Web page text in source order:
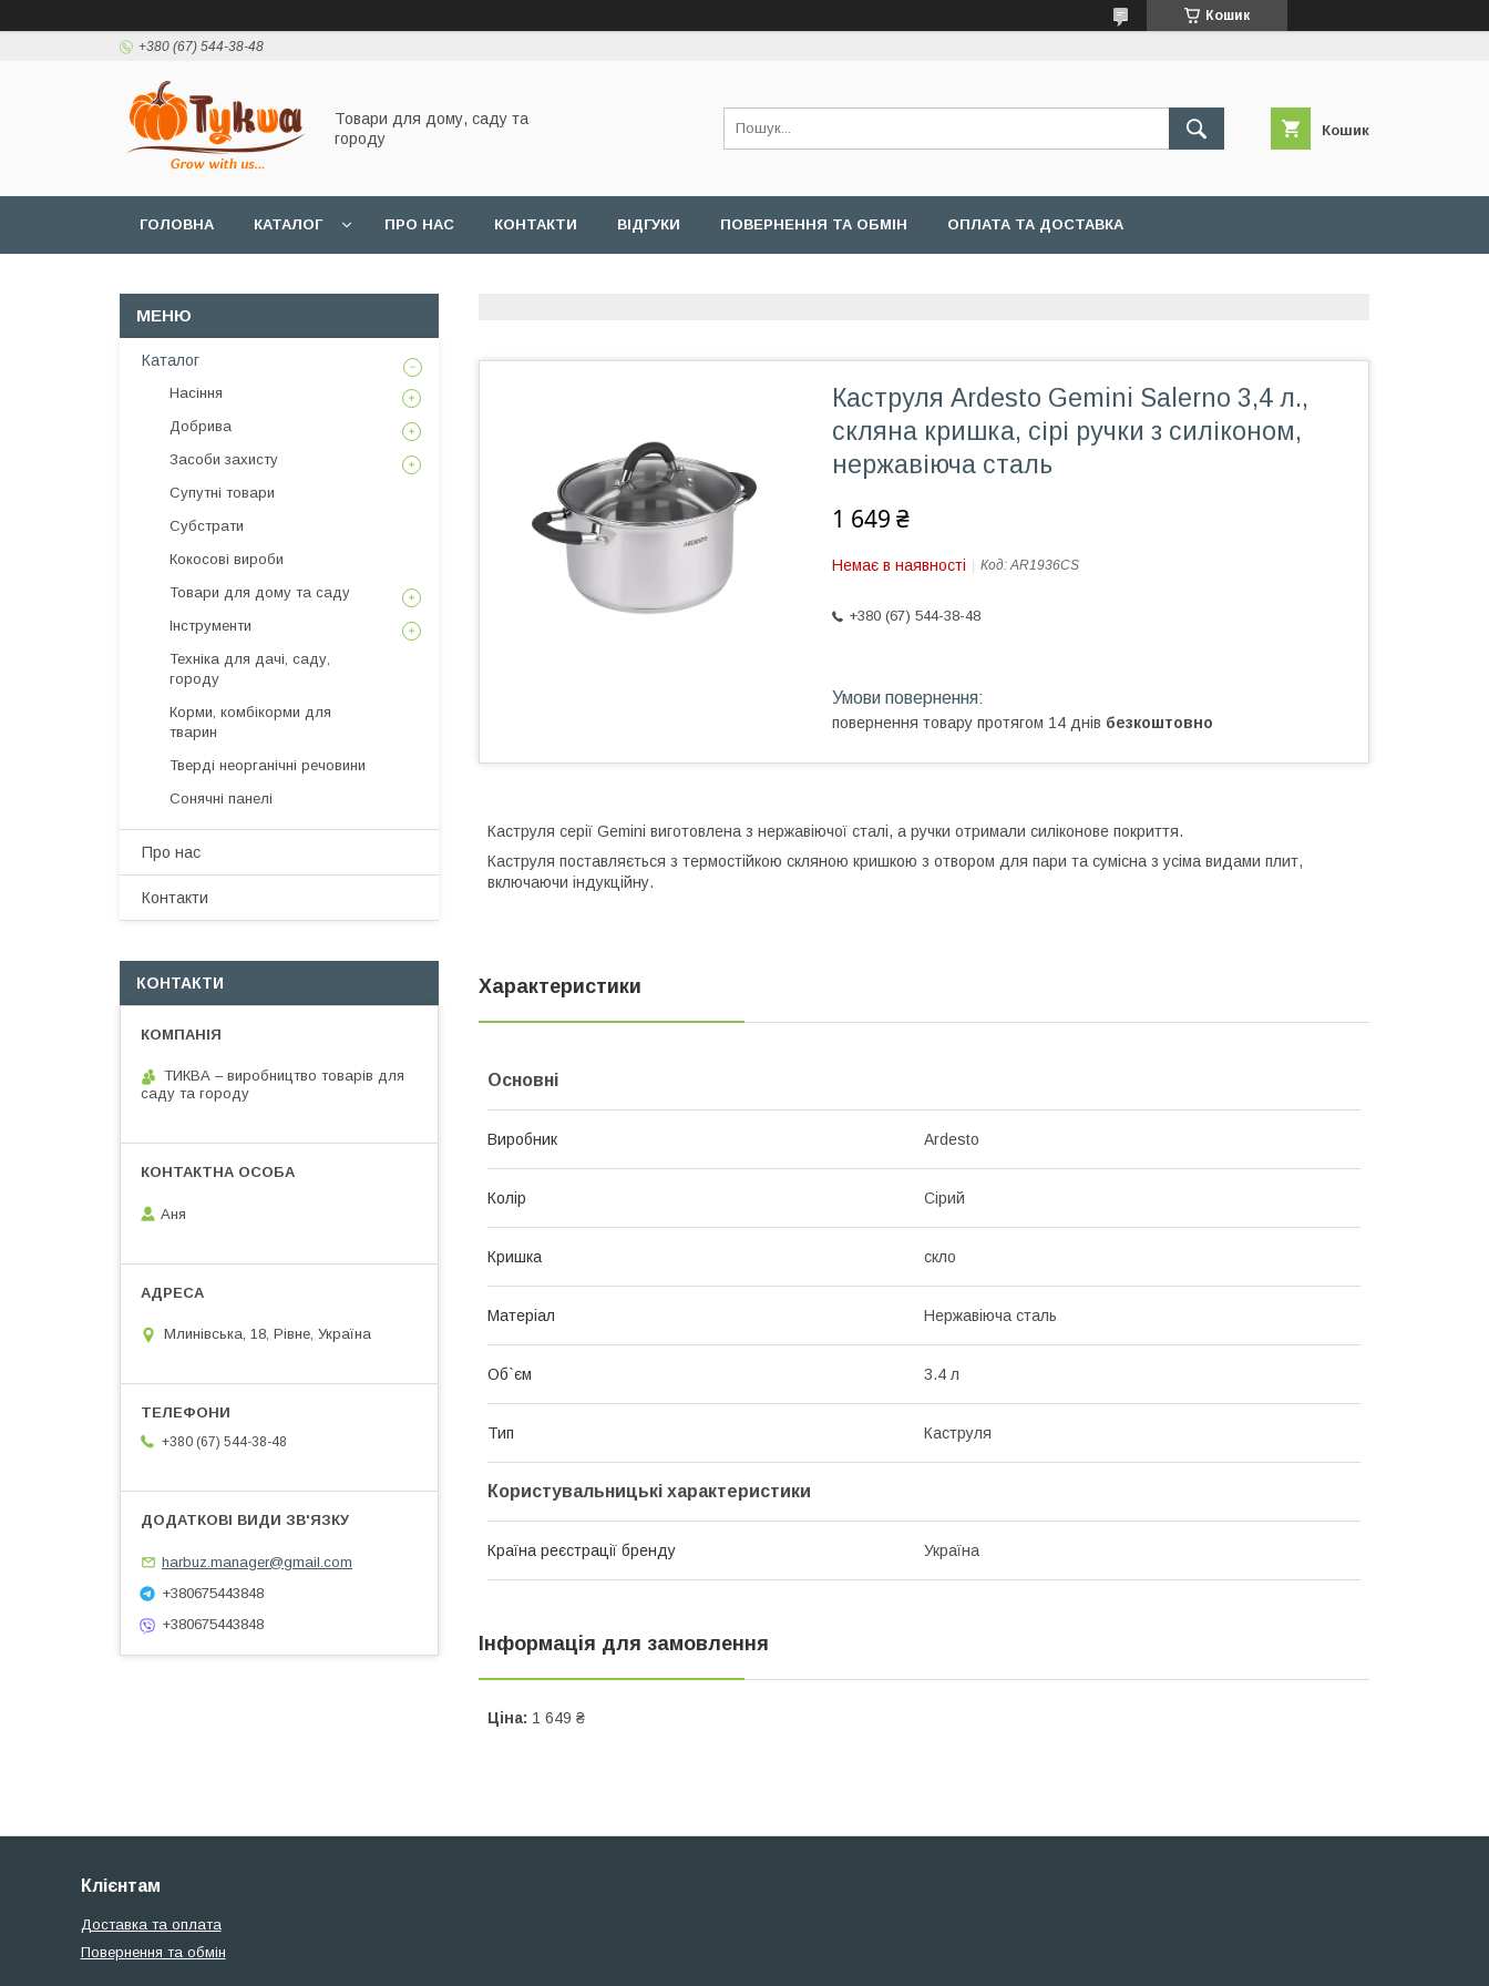
Кошик
+380 (67) 544-38-48
Товари для дому, саду та
городу
Кошик
ГОЛОВНА КАТАЛОГ ПРО НАС КОНТАКТИ ВІДГУКИ ПОВЕРНЕННЯ ТА ОБМІН ОПЛАТА ТА ДОСТАВКА
Каструля Ardesto Gemini Salerno 3,4 л.,
скляна кришка, сірі ручки з силіконом,
нержавіюча сталь
1 649 ₴
Немає в наявності Код:AR1936CS
+380 (67) 544-38-48
повернення товару протягом 14 днів безкоштовно
Каструля серії Gemini виготовлена з нержавіючої сталі, а ручки отримали силіконове покриття.
Каструля поставляється з термостійкою скляною кришкою з отвором для пари та сумісна з усіма видами плит,
включаючи індукційну.
Характеристики
Основні
Виробник Ardesto
Колір Сірий
Кришка скло
Матеріал Нержавіюча сталь
Об`єм 3.4 л
Тип Каструля
Користувальницькі характеристики
Країна реєстрації бренду Україна
Інформація для замовлення
Ціна: 1 649 ₴
Каталог
Насіння
Добрива
Засоби захисту
Супутні товари
Субстрати
Кокосові вироби
Товари для дому та саду
Інструменти
Техніка для дачі, саду,
городу
Корми, комбікорми для
тварин
Тверді неорганічні речовини
Сонячні панелі
Про нас
Контакти
КОНТАКТИ
ТИКВА – виробництво товарів для
саду та городу
Аня
Млинівська, 18, Рівне, Україна
+380 (67) 544-38-48
harbuz.manager@gmail.com
+380675443848
+380675443848
Клієнтам
Доставка та оплата
Повернення та обмін